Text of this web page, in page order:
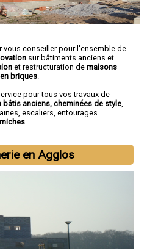
vous conseiller pour l'ensemble de
sur bâtiments anciens et
et restructuration de maisons
briques
pour tous vos travaux de
anciens, cheminées de style
escaliers, entourages
en Agglos